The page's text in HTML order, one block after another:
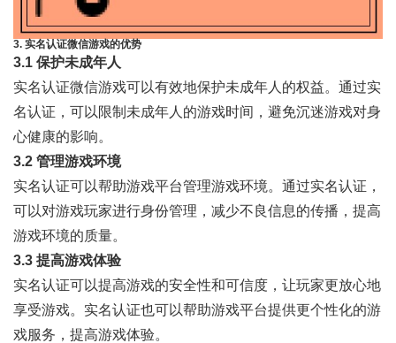
3. 实名认证微信游戏的优势
3.1 保护未成年人
实名认证微信游戏可以有效地保护未成年人的权益。通过实
名认证，可以限制未成年人的游戏时间，避免沉迷游戏对身
心健康的影响。
3.2 管理游戏环境
实名认证可以帮助游戏平台管理游戏环境。通过实名认证，
可以对游戏玩家进行身份管理，减少不良信息的传播，提高
游戏环境的质量。
3.3 提高游戏体验
实名认证可以提高游戏的安全性和可信度，让玩家更放心地
享受游戏。实名认证也可以帮助游戏平台提供更个性化的游
戏服务，提高游戏体验。